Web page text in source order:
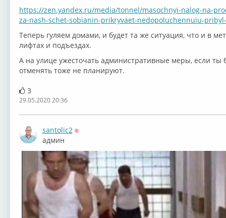
https://zen.yandex.ru/media/tonnel/masochnyi-nalog-na-
za-nash-schet-sobianin-prikryvaet-nedopoluchennuiu-
Теперь гуляем домами, и будет та же ситуация, что и в
лифтах и подъездах.
А на улице ужесточать административные меры, если
отменять тоже не планируют.
3
29.05.2020 20:36
santolic2
админ